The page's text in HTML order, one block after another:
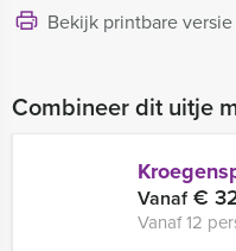
Bekijk printbare versie
Combineer dit uitje
Vanaf€
Vanaf 12